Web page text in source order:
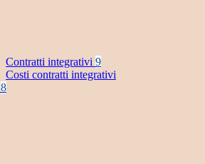
Contratti integrativi 9
Costi contratti integrativi
8